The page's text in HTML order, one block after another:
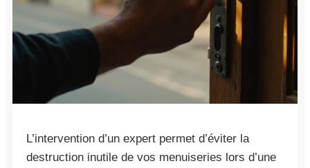
L’intervention d’un expert permet d’éviter la
destruction inutile de vos menuiseries lors d’une